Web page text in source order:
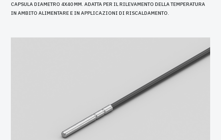
CAPSULA DIAMETRO 4X40 MM. ADATTA PER IL RILEVAMENTO DELLA TEMPERATURA
IN AMBITO ALIMENTARE E IN APPLICAZIONI DI RISCALDAMENTO.